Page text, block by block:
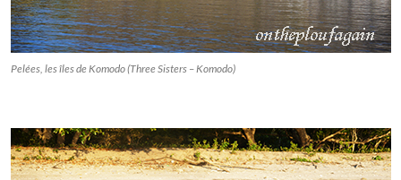
Pelées, les îles de Komodo (Three Sisters – Komodo)